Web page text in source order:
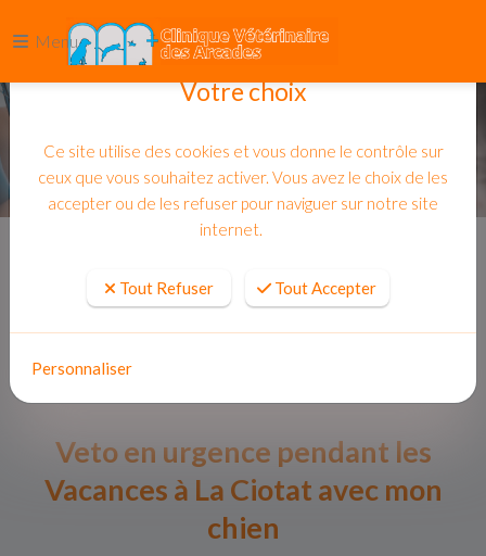
Menu
Veto en urgence pendant les
Vacances à La Ciotat avec mon
chien
Votre choix
Ce site utilise des cookies et vous donne le contrôle sur
ceux que vous souhaitez activer. Vous avez le choix de les
accepter ou de les refuser pour naviguer sur notre site
internet.
Tout Refuser Tout Accepter
Personnaliser